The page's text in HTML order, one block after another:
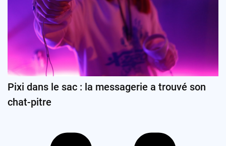
Pixi dans le sac : la messagerie a trouvé son
chat-pitre